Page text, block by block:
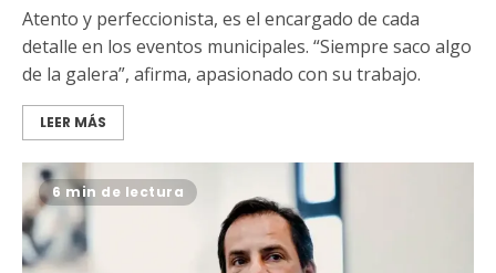
Atento y perfeccionista, es el encargado de cada
detalle en los eventos municipales. “Siempre saco algo
de la galera”, afirma, apasionado con su trabajo.
LEER MÁS
6 min de lectura